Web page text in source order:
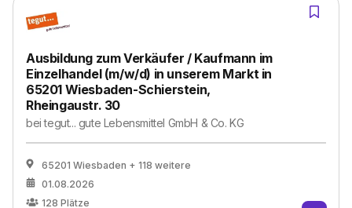
Ausbildung zum Verkäufer / Kaufmann im
Einzelhandel (m/w/d) in unserem Markt in
65201 Wiesbaden-Schierstein,
Rheingaustr. 30
beitegut... gute Lebensmittel GmbH & Co. KG
65201 Wiesbaden + 118 weitere
01.08.2026
128 Plätze